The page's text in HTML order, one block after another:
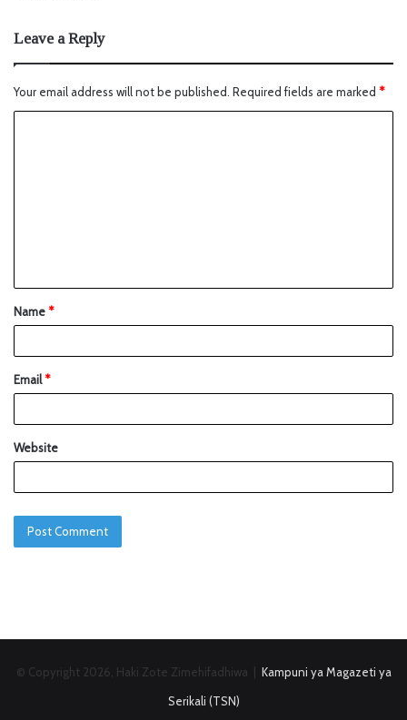
Leave a Reply
Your email address will not be published. Required fields are marked *
Name*
Email*
Website
© Copyright 2026, Haki Zote Zimehifadhiwa | Kampuni ya Magazeti ya
Serikali (TSN)